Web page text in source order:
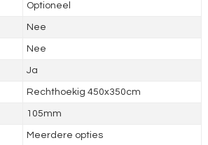
Optioneel
Nee
Nee
Ja
Rechthoekig 450x350cm
105mm
Meerdere opties